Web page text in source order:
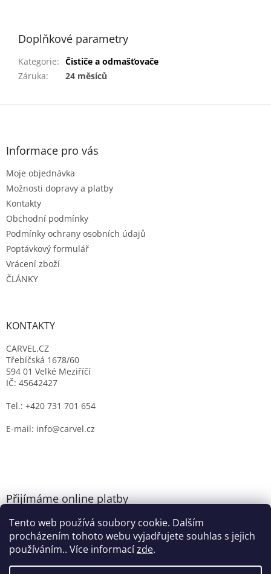
Tento web používá soubory cookie. Dalším
procházením tohoto webu vyjadřujete souhlas s jejich
používáním.. Více informacízde.
Doplňkové parametry
Kategorie: Čističe a odmašťovače
Záruka: 24 měsíců
Z
Informace pro vás
Moje objednávka
Možnosti dopravy a platby
Kontakty
Obchodní podmínky
Podmínky ochrany osobních údajů
Poptávkový formulář
Vrácení zboží
ČLÁNKY
KONTAKTY
CARVEL.CZ
Třebíčská 1678/60
594 01 Velké Meziříčí
IČ: 45642427
Tel.: +420 731 701 654
E-mail: info@carvel.cz
Přijímáme online platby